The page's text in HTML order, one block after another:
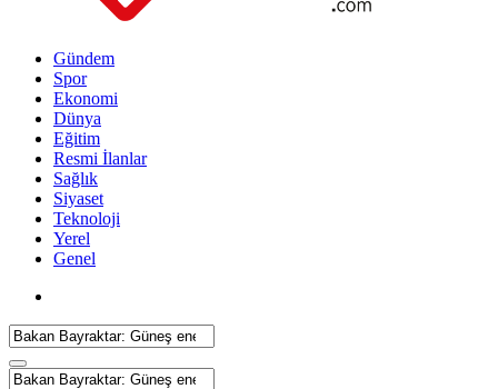
Gündem
Spor
Ekonomi
Dünya
Eğitim
Resmi İlanlar
Sağlık
Siyaset
Teknoloji
Yerel
Genel